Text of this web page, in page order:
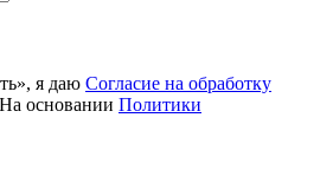
я даю Согласие на обработку
На основании Политики